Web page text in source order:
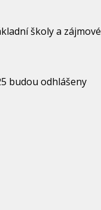
školy a zájmové
budou odhlášeny